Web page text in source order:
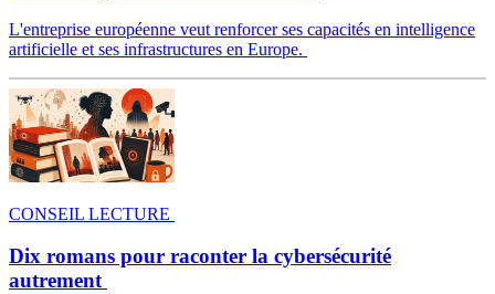
L'entreprise européenne veut renforcer ses capacités en intelligence
artificielle et ses infrastructures en Europe.
CONSEIL LECTURE
Dix romans pour raconter la cybersécurité
autrement